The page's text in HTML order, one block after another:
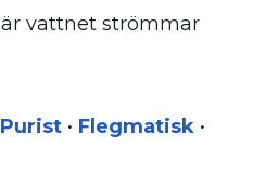
vattnet strömmar
Purist • Flegmatisk •